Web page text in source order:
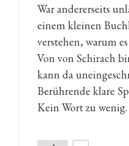
War andererseits
einem kleinen
verstehen, warum
Von von Schirach
kann da
Berührende klare
Kein Wort zu wenig.